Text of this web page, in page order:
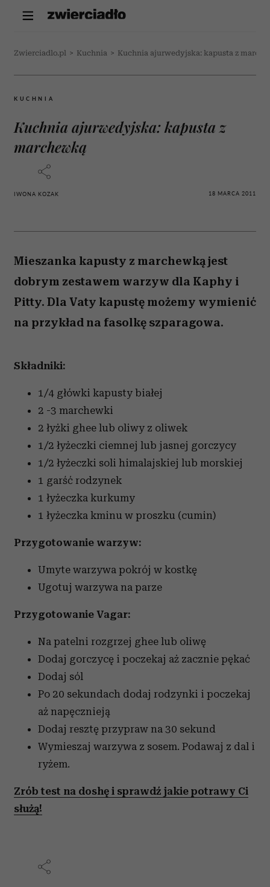
Zwierciadlo.pl > Kuchnia > Kuchnia ajurwedyjska: kapusta z
KUCHNIA
Kuchnia ajurwedyjska: kapusta z
marchewką
IWONA KOZAK 18 MARCA 2011
Mieszanka kapusty z marchewką jest
dobrym zestawem warzyw dla Kaphy i
Pitty. Dla Vaty kapustę możemy wymienić
na przykład na fasolkę szparagowa.
Składniki:
1/4 główki kapusty białej
2 -3 marchewki
2 łyżki ghee lub oliwy z oliwek
1/2 łyżeczki ciemnej lub jasnej gorczycy
1/2 łyżeczki soli himalajskiej lub morskiej
1 garść rodzynek
1 łyżeczka kurkumy
1 łyżeczka kminu w proszku (cumin)
Przygotowanie warzyw:
Umyte warzywa pokrój w kostkę
Ugotuj warzywa na parze
Przygotowanie Vagar:
Na patelni rozgrzej ghee lub oliwę
Dodaj gorczycę i poczekaj aż zacznie pękać
Dodaj sól
Po 20 sekundach dodaj rodzynki i poczekaj
aż napęcznieją
Dodaj resztę przypraw na 30 sekund
Wymieszaj warzywa z sosem. Podawaj z dal i
ryżem.
Zrób test na doshę i sprawdź jakie potrawy Ci
służą!